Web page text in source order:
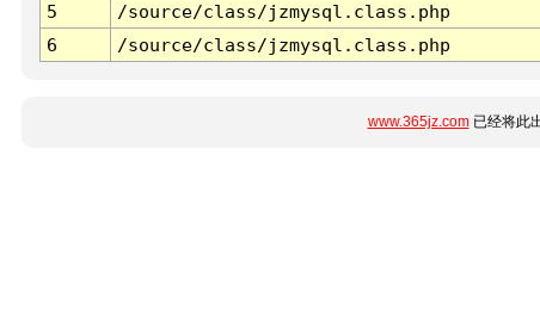
5
/source/class/jzmysql.class.php
6
/source/class/jzmysql.class.php
www.365jz.com已经将此